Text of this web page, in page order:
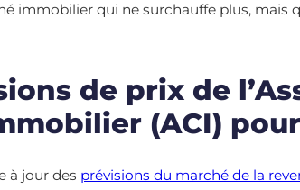
immobilier qui ne surchauffe plus, mais
de prix de
(ACI)
à jour des prévisions du marché de la